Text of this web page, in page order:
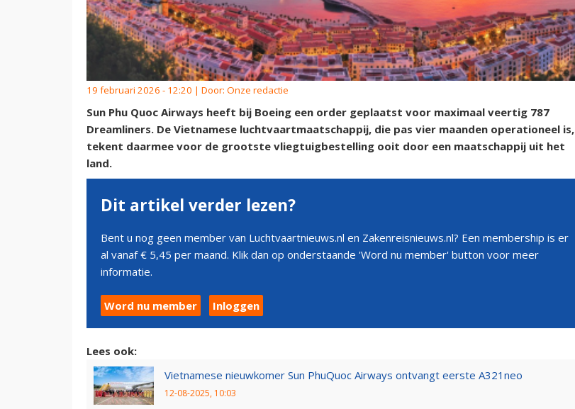
19 februari 2026 - 12:20 | Door: Onze redactie
Sun Phu Quoc Airways heeft bij Boeing een order geplaatst voor maximaal veertig 787
Dreamliners. De Vietnamese luchtvaartmaatschappij, die pas vier maanden operationeel is,
tekent daarmee voor de grootste vliegtuigbestelling ooit door een maatschappij uit het
land.
Dit artikel verder lezen?
Bent u nog geen member van Luchtvaartnieuws.nl en Zakenreisnieuws.nl? Een membership is er
al vanaf € 5,45 per maand. Klik dan op onderstaande 'Word nu member' button voor meer
informatie.
Word nu member Inloggen
Lees ook:
Vietnamese nieuwkomer Sun PhuQuoc Airways ontvangt eerste A321neo
12-08-2025, 10:03